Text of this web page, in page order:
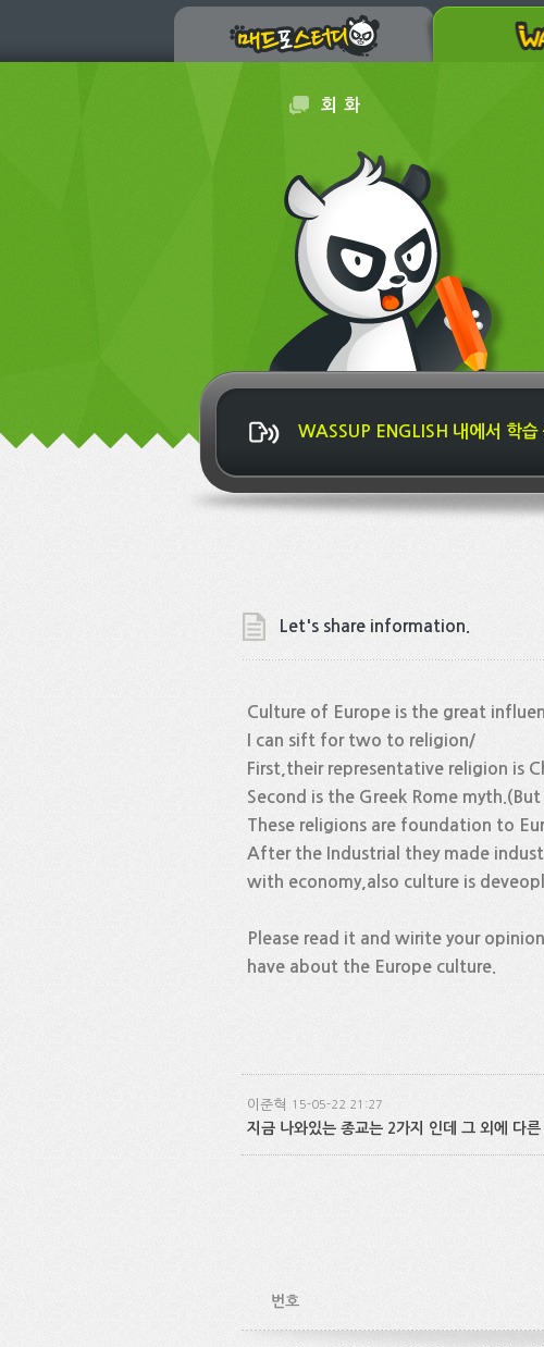
회 화
WASSUP ENGLISH 내에서 학습
Let's share information.
Culture of Europe is the great
I can sift for two to religion/
First,their representative religion is
Second is the Greek Rome
These religions are foundation to
After the Industrial they made
with economy,also culture is
Please read it and wirite your
have about the Europe culture.
이준혁 15-05-22 21:27
지금 나와있는 종교는 2가지 인데 그 외에 다른
번호